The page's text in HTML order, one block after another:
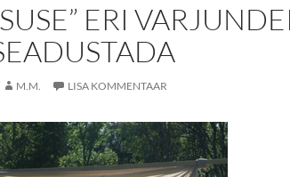
ERI
M.M. LISA KOMMENTAAR